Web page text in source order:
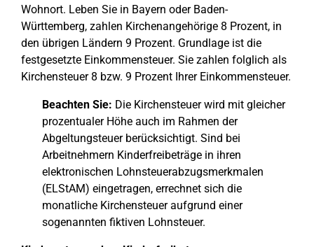
Wohnort. Leben Sie in Bayern oder Baden-
Württemberg, zahlen Kirchenangehörige 8 Prozent, in
den übrigen Ländern 9 Prozent. Grundlage ist die
festgesetzte Einkommensteuer. Sie zahlen folglich als
Kirchensteuer 8 bzw. 9 Prozent Ihrer Einkommensteuer.
Beachten Sie: Die Kirchensteuer wird mit gleicher
prozentualer Höhe auch im Rahmen der
Abgeltungsteuer berücksichtigt. Sind bei
Arbeitnehmern Kinderfreibeträge in ihren
elektronischen Lohnsteuerabzugsmerkmalen
(ELStAM) eingetragen, errechnet sich die
monatliche Kirchensteuer aufgrund einer
sogenannten fiktiven Lohnsteuer.